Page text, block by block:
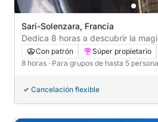
Sari-Solenzara, Francia
Dedica 8 horas a descubrir la
Solenzara desde las olas.
Con patrón Súper propietario
8 horas · Para grupos de hasta 5
Cancelación flexible